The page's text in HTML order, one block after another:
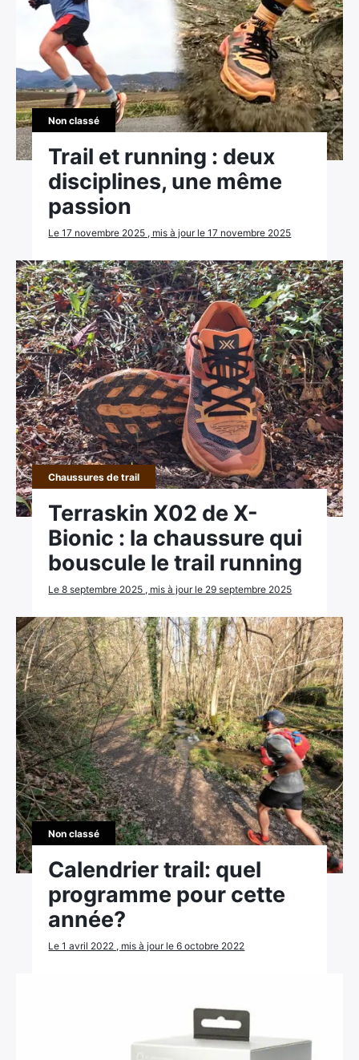
Non classé
Trail et running : deux
disciplines, une même
passion
Le 17 novembre 2025 , mis à jour le 17 novembre 2025
Chaussures de trail
Terraskin X02 de X-
Bionic : la chaussure qui
bouscule le trail running
Le 8 septembre 2025 , mis à jour le 29 septembre 2025
Non classé
Calendrier trail: quel
programme pour cette
année?
Le 1 avril 2022 , mis à jour le 6 octobre 2022